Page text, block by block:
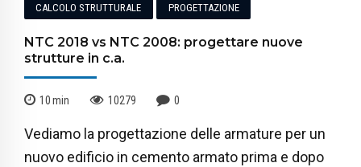
CALCOLO STRUTTURALE PROGETTAZIONE
NTC 2018 vs NTC 2008: progettare nuove
strutture in c.a.
10min 10279 0
Vediamo la progettazione delle armature per un
nuovo edificio in cemento armato prima e dopo